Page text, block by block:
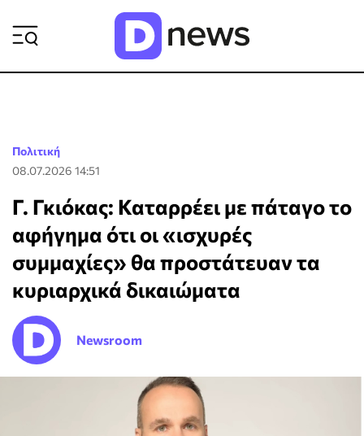
Πολιτική
08.07.2026 14:51
Γ. Γκιόκας: Καταρρέει με πάταγο το
αφήγημα ότι οι «ισχυρές
συμμαχίες» θα προστάτευαν τα
κυριαρχικά δικαιώματα
Newsroom